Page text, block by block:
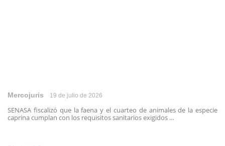
Mercojuris 19 de julio de 2026
SENASA fiscalizó que la faena y el cuarteo de animales de la especie
caprina cumplan con los requisitos sanitarios exigidos ...